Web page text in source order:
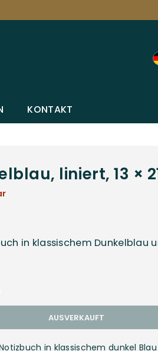
KONTAKT
liniert, 13 ×
in klassischem Dunkelblau
AUSVERKAUFT
in klassischem dunkel